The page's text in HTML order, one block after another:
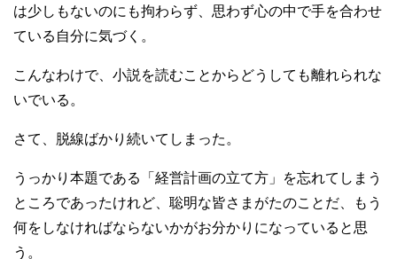
は少しもないのにも拘わらず、思わず心の中で手を合わせ
ている自分に気づく。
こんなわけで、小説を読むことからどうしても離れられな
いでいる。
さて、脱線ばかり続いてしまった。
うっかり本題である「経営計画の立て方」を忘れてしまう
ところであったけれど、聡明な皆さまがたのことだ、もう
何をしなければならないかがお分かりになっていると思
う。